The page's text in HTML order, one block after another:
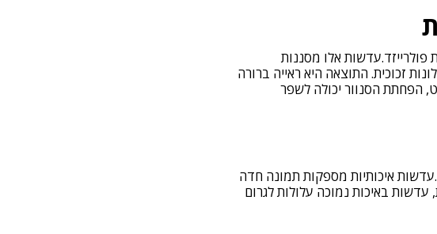
אלו מסננות
זכוכית. התוצאה היא ראייה ברורה
הפחתת הסנוור יכולה לשפר
איכותיות מספקות תמונה חדה
עדשות באיכות נמוכה עלולות לגרום